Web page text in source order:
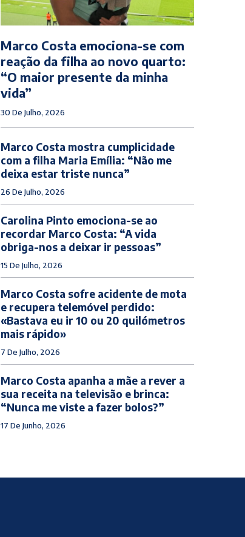
Marco Costa emociona-se com
reação da filha ao novo quarto:
“O maior presente da minha
vida”
30 De Julho, 2026
Marco Costa mostra cumplicidade
com a filha Maria Emília: “Não me
deixa estar triste nunca”
26 De Julho, 2026
Carolina Pinto emociona-se ao
recordar Marco Costa: “A vida
obriga-nos a deixar ir pessoas”
15 De Julho, 2026
Marco Costa sofre acidente de mota
e recupera telemóvel perdido:
«Bastava eu ir 10 ou 20 quilómetros
mais rápido»
7 De Julho, 2026
Marco Costa apanha a mãe a rever a
sua receita na televisão e brinca:
“Nunca me viste a fazer bolos?”
17 De Junho, 2026